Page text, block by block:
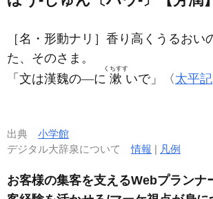
［名・形動ナリ］ 香り高くうるおい
た、そのさま。
「文は漢魏の―に 漱
くちすす
いで」〈 太平記
出典 小学館
デジタル大辞泉について情報 | 凡例
お客様の集客を支えるWebプランナ